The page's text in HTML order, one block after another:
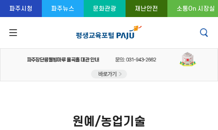
콘텐츠 바로가기
주메뉴 바로가기
푸터 바로가기
파주시청 파주뉴스 문화관광 재난안전 소통On 시장실
원예/농업기술